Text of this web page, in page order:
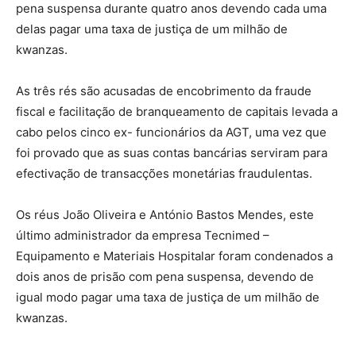
pena suspensa durante quatro anos devendo cada uma
delas pagar uma taxa de justiça de um milhão de
kwanzas.
As três rés são acusadas de encobrimento da fraude
fiscal e facilitação de branqueamento de capitais levada a
cabo pelos cinco ex- funcionários da AGT, uma vez que
foi provado que as suas contas bancárias serviram para
efectivação de transacções monetárias fraudulentas.
Os réus João Oliveira e António Bastos Mendes, este
último administrador da empresa Tecnimed –
Equipamento e Materiais Hospitalar foram condenados a
dois anos de prisão com pena suspensa, devendo de
igual modo pagar uma taxa de justiça de um milhão de
kwanzas.